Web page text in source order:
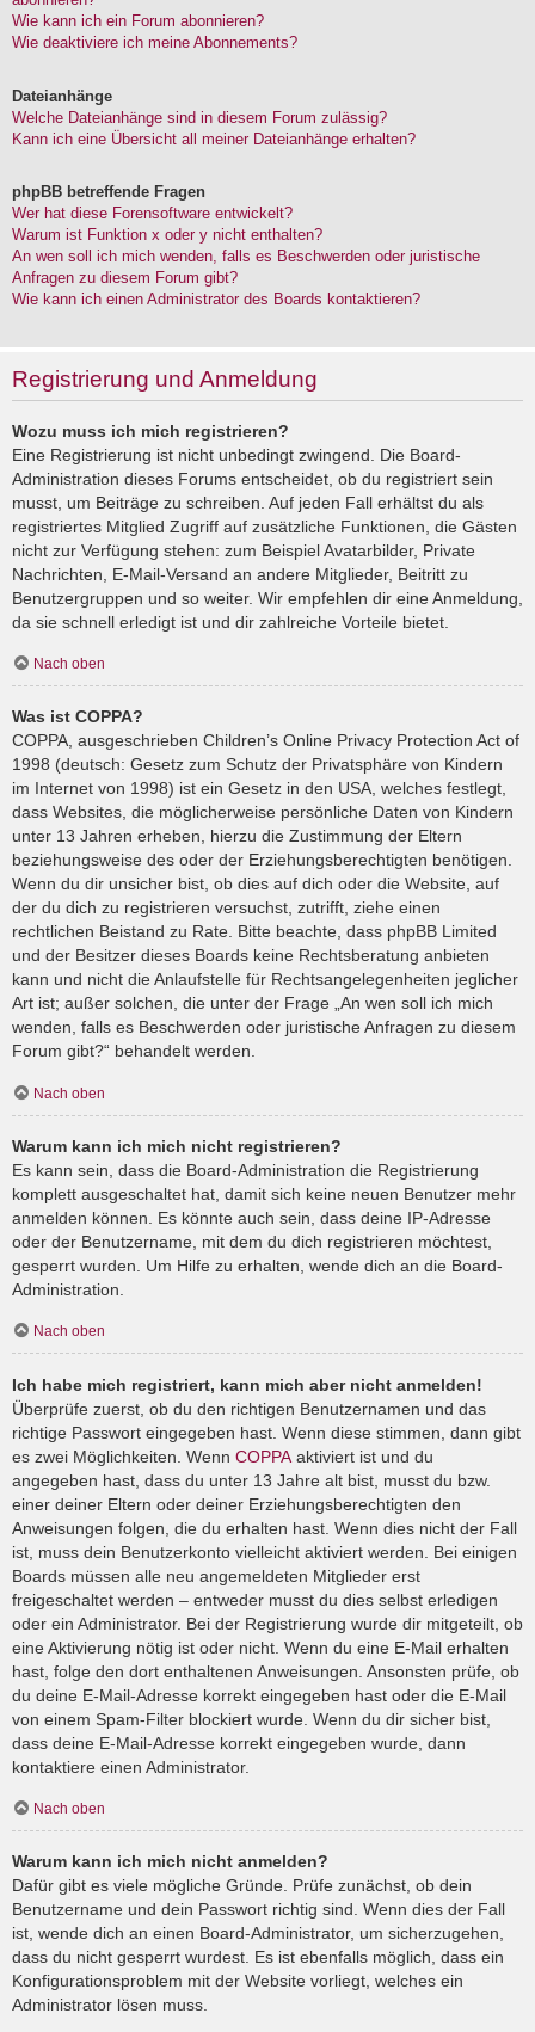
Wie kann ich ein Forum abonnieren?
Wie deaktiviere ich meine Abonnements?
Dateianhänge
Welche Dateianhänge sind in diesem Forum zulässig?
Kann ich eine Übersicht all meiner Dateianhänge erhalten?
phpBB betreffende Fragen
Wer hat diese Forensoftware entwickelt?
Warum ist Funktion x oder y nicht enthalten?
An wen soll ich mich wenden, falls es Beschwerden oder juristische
Anfragen zu diesem Forum gibt?
Wie kann ich einen Administrator des Boards kontaktieren?
Registrierung und Anmeldung
Wozu muss ich mich registrieren?
Eine Registrierung ist nicht unbedingt zwingend. Die Board-
Administration dieses Forums entscheidet, ob du registriert sein
musst, um Beiträge zu schreiben. Auf jeden Fall erhältst du als
registriertes Mitglied Zugriff auf zusätzliche Funktionen, die Gästen
nicht zur Verfügung stehen: zum Beispiel Avatarbilder, Private
Nachrichten, E-Mail-Versand an andere Mitglieder, Beitritt zu
Benutzergruppen und so weiter. Wir empfehlen dir eine Anmeldung,
da sie schnell erledigt ist und dir zahlreiche Vorteile bietet.
Nach oben
Was ist COPPA?
COPPA, ausgeschrieben Children’s Online Privacy Protection Act of
1998 (deutsch: Gesetz zum Schutz der Privatsphäre von Kindern
im Internet von 1998) ist ein Gesetz in den USA, welches festlegt,
dass Websites, die möglicherweise persönliche Daten von Kindern
unter 13 Jahren erheben, hierzu die Zustimmung der Eltern
beziehungsweise des oder der Erziehungsberechtigten benötigen.
Wenn du dir unsicher bist, ob dies auf dich oder die Website, auf
der du dich zu registrieren versuchst, zutrifft, ziehe einen
rechtlichen Beistand zu Rate. Bitte beachte, dass phpBB Limited
und der Besitzer dieses Boards keine Rechtsberatung anbieten
kann und nicht die Anlaufstelle für Rechtsangelegenheiten jeglicher
Art ist; außer solchen, die unter der Frage „An wen soll ich mich
wenden, falls es Beschwerden oder juristische Anfragen zu diesem
Forum gibt?“ behandelt werden.
Nach oben
Warum kann ich mich nicht registrieren?
Es kann sein, dass die Board-Administration die Registrierung
komplett ausgeschaltet hat, damit sich keine neuen Benutzer mehr
anmelden können. Es könnte auch sein, dass deine IP-Adresse
oder der Benutzername, mit dem du dich registrieren möchtest,
gesperrt wurden. Um Hilfe zu erhalten, wende dich an die Board-
Administration.
Nach oben
Ich habe mich registriert, kann mich aber nicht anmelden!
Überprüfe zuerst, ob du den richtigen Benutzernamen und das
richtige Passwort eingegeben hast. Wenn diese stimmen, dann gibt
es zwei Möglichkeiten. Wenn COPPA aktiviert ist und du
angegeben hast, dass du unter 13 Jahre alt bist, musst du bzw.
einer deiner Eltern oder deiner Erziehungsberechtigten den
Anweisungen folgen, die du erhalten hast. Wenn dies nicht der Fall
ist, muss dein Benutzerkonto vielleicht aktiviert werden. Bei einigen
Boards müssen alle neu angemeldeten Mitglieder erst
freigeschaltet werden – entweder musst du dies selbst erledigen
oder ein Administrator. Bei der Registrierung wurde dir mitgeteilt, ob
eine Aktivierung nötig ist oder nicht. Wenn du eine E-Mail erhalten
hast, folge den dort enthaltenen Anweisungen. Ansonsten prüfe, ob
du deine E-Mail-Adresse korrekt eingegeben hast oder die E-Mail
von einem Spam-Filter blockiert wurde. Wenn du dir sicher bist,
dass deine E-Mail-Adresse korrekt eingegeben wurde, dann
kontaktiere einen Administrator.
Nach oben
Warum kann ich mich nicht anmelden?
Dafür gibt es viele mögliche Gründe. Prüfe zunächst, ob dein
Benutzername und dein Passwort richtig sind. Wenn dies der Fall
ist, wende dich an einen Board-Administrator, um sicherzugehen,
dass du nicht gesperrt wurdest. Es ist ebenfalls möglich, dass ein
Konfigurationsproblem mit der Website vorliegt, welches ein
Administrator lösen muss.